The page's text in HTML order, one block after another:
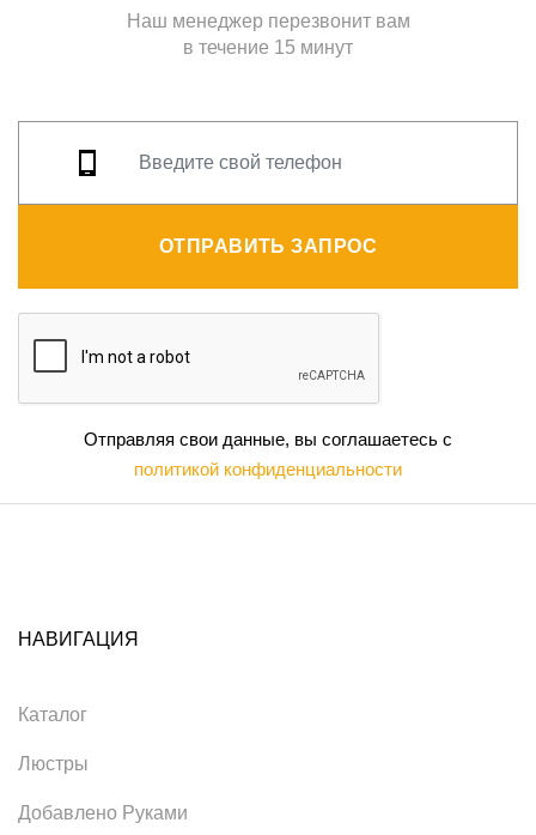
Наш менеджер перезвонит вам
в течение 15 минут
ОТПРАВИТЬ ЗАПРОС
Отправляя свои данные, вы соглашаетесь с
политикой конфиденциальности
НАВИГАЦИЯ
Каталог
Люстры
Добавлено Руками